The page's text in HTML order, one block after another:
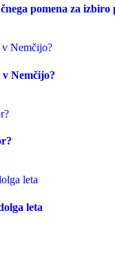
pomena za
Nemčijo?
leta